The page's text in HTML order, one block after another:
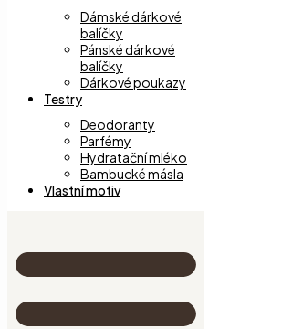
Dámské dárkové
balíčky
Pánské dárkové
balíčky
Dárkové poukazy
Testry
Deodoranty
Parfémy
Hydratační mléko
Bambucké másla
Vlastní motiv